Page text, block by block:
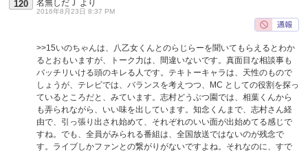
120 名無しだＪ より
2016年8月23日 8:37 PM
>>15いのちゃんは、八乙女くんとのらじらーを聞いてもらえるとわか
るとおもいますが、トーク力は、間違いないです。真面目な相談事も
バッチリいける頭のキレる人です。テキトーキャラは、天性のもので
しょうが、テレビでは、バランスを考えつつ、MC としての役割を探っ
ているところだと、みています。志村どうぶつ園では、相葉くんから
も弄られながら、いい味を出しています。知念くんまで、志村さん経
由で、引っ張り出され始めて、それぞれのいい面が出始めてる感じで
すね。でも、全員がみられる番組は、全国放送ではないのが残念で
す。ライブしかファンとの繋がりがないですよね。それなのに、すで